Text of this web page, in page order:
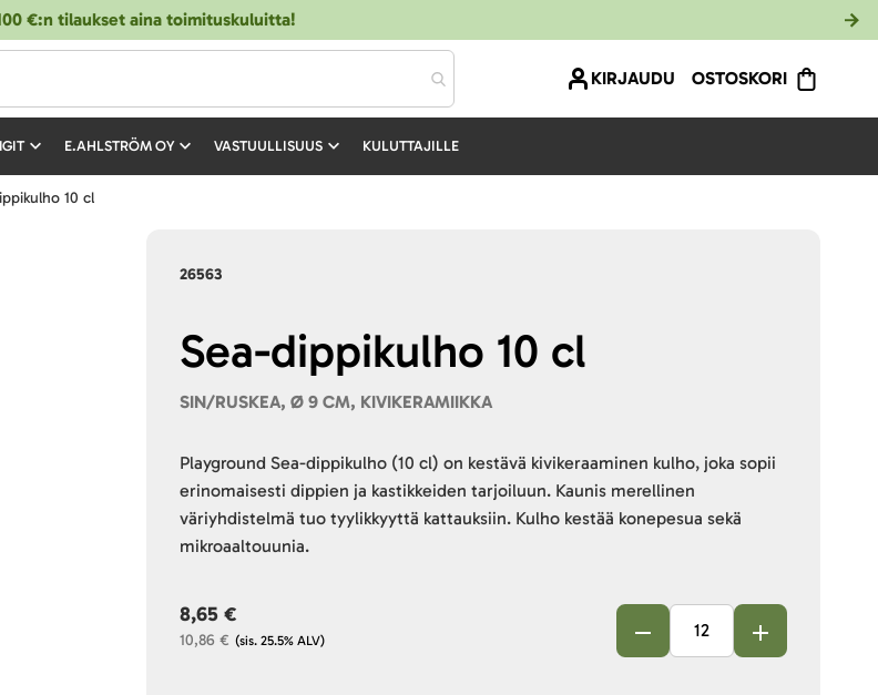
€:n tilaukset aina toimituskuluitta!
KIRJAUDU OSTOSKORI
E.AHLSTRÖM OY VASTUULLISUUS KULUTTAJILLE
10 cl
26563
Sea-dippikulho 10 cl
SIN/RUSKEA, Ø 9 CM, KIVIKERAMIIKKA
Playground Sea-dippikulho (10 cl) on kestävä kivikeraaminen kulho, joka sopii
erinomaisesti dippien ja kastikkeiden tarjoiluun. Kaunis merellinen
väriyhdistelmä tuo tyylikkyyttä kattauksiin. Kulho kestää konepesua sekä
mikroaaltouunia.
(sis. 25.5% ALV)
10,86 €
8,65 €